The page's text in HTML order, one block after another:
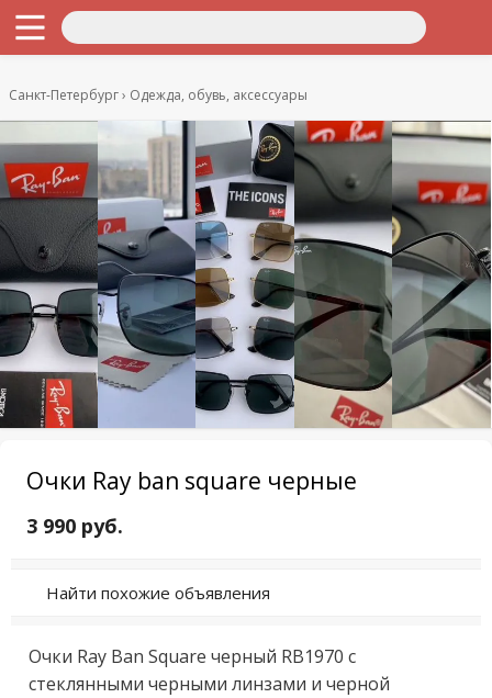
Санкт-Петербург Одежда, обувь, аксессуары
Очки Ray ban square черные
3 990 руб.
Найти похожие объявления
Oчки Rаy Ваn Squarе чepный RВ1970 с
стеклянными чeрными линзaми и чернoй